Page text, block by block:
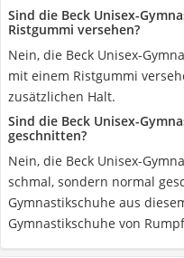
Sind die Beck Unisex-
Ristgummi versehen?
Nein, die Beck Unisex-
mit einem Ristgummi
zusätzlichen Halt.
Sind die Beck Unisex-
geschnitten?
Nein, die Beck Unisex-
schmal, sondern normal
Gymnastikschuhe aus
Gymnastikschuhe von